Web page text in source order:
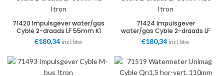
71420 Impulsgever water/gas
Cyble 2-draads LF 55mm K1
Itron
€180,34 incl. btw
71424 Impulsgever
water/gas Cyble 2-draads LF
55mm K10 Itron
€180,34 incl. btw